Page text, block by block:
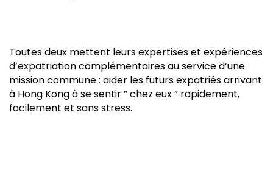
Toutes deux mettent leurs expertises et expériences
d’expatriation complémentaires au service d’une
mission commune : aider les futurs expatriés arrivant
à Hong Kong à se sentir ” chez eux ” rapidement,
facilement et sans stress.